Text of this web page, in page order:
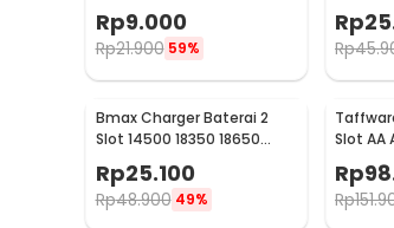
Rp9.000
Rp21.900 59%
04200-
Rp
Rp
Bmax Charger Baterai 2
Slot 14500 18350 18650
BH-042100-02U
Rp25.100
Rp48.900 49%
Slot AA
Fast
C905W
Rp
Rp